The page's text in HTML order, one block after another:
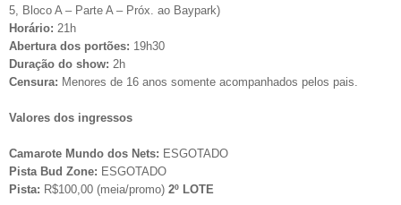
5, Bloco A – Parte A – Próx. ao Baypark)
Horário: 21h
Abertura dos portões: 19h30
Duração do show: 2h
Censura: Menores de 16 anos somente acompanhados pelos pais.
Valores dos ingressos
Camarote Mundo dos Nets: ESGOTADO
Pista Bud Zone: ESGOTADO
Pista: R$100,00 (meia/promo) 2º LOTE